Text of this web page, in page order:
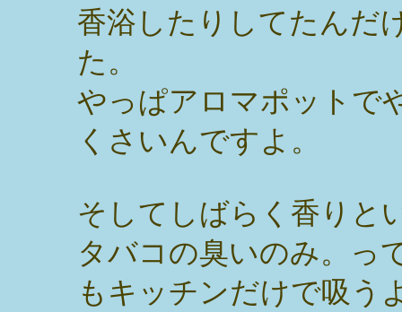
香浴したりしてたんだ
た。
やっぱアロマポットで
くさいんですよ。
そしてしばらく香りと
タバコの臭いのみ。っ
もキッチンだけで吸う